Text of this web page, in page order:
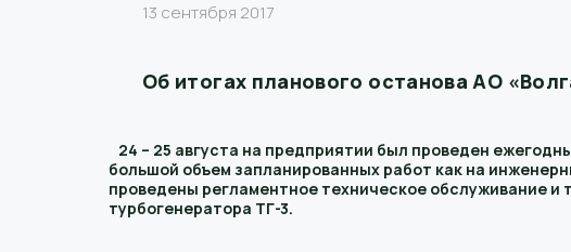
13 сентября 2017
Об итогах планового останова АО
24 – 25 августа на предприятии был проведен
большой объем запланированных работ как на
проведены регламентное техническое обслуживание и
турбогенератора ТГ-3.